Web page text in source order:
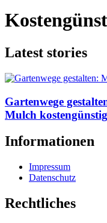
Latest stories
Gartenwege
Mulch
Informationen
Impressum
Datenschutz
Rechtliches